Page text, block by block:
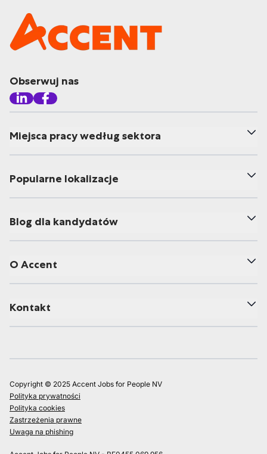
Obserwuj nas
Miejsca pracy według sektora
Popularne lokalizacje
Blog dla kandydatów
O Accent
Kontakt
Copyright © 2025 Accent Jobs for People NV
Polityka prywatności
Polityka cookies
Zastrzeżenia prawne
Uwaga na phishing